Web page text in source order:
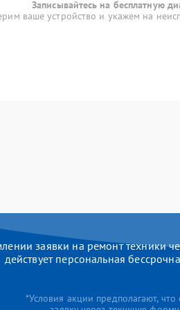
Записывайтесь на бесплатную
ваше устройство и укажем на
заявки на ремонт техники
действует персональная
*Условия акции предполагают, что